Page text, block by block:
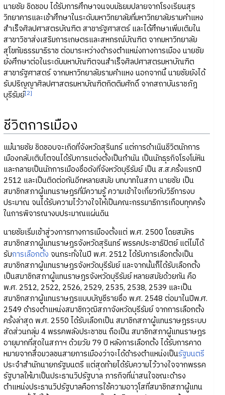
นายชัย ชิดชอบ ได้รับการศึกษาจนจบมัธยมปลายจากโรงเรียนสุร
วิทยาคารและเข้าศึกษาในระดับมหาวิทยาลัยที่มหาวิทยาลัยรามคำแหง
สำเร็จศิลปศาสตรบัณฑิต สาขารัฐศาสตร์ และได้ศึกษาเพิ่มเติมใน
สาขาวิชาส่งเสริมการเกษตรและสหกรณ์บัณฑิต จากมหาวิทยาลัย
สุโขทัยธรรมาธิราช ต่อมาระหว่างดำรงตำแหน่งทางการเมือง นายชัย
ยังศึกษาต่อในระดับมหาบัณฑิตจนสำเร็จศิลปศาสตรมหาบัณฑิต
สาขารัฐศาสตร์ จากมหาวิทยาลัยรามคำแหง นอกจากนี้ นายชัยยังได้
รับปริญญาศิลปศาสตรมหาบัณฑิตกิตติมศักดิ์ จากสถาบันราชภัฎ
บุรีรัมย์[2]
ชีวิตการเมือง
แม้นายชัย ชิดชอบจะเกิดที่จังหวัดสุรินทร์ แต่การดำเนินชีวิตนักการ
เมืองกลับเติบโตจนได้รับการแต่งตั้งเป็นกำนัน เป็นนักธุรกิจโรงโม่หิน
และกลายเป็นนักการเมืองชื่อดังที่จังหวัดบุรีรัมย์ เป็น ส.ส.ครั้งแรกปี
2512 และเป็นติดต่อกันอีกหลายสมัย บทบาทในสภา นายชัย เป็น
สมาชิกสภาผู้แทนราษฎรที่มีความรู้ ความเข้าใจเกี่ยวกับวิธีการงบ
ประมาณ จนได้รับความไว้วางใจให้เป็นคณะกรรมาธิการเกือบทุกครั้ง
ในการพิจารณางบประมาณแผ่นดิน
นายชัยเริ่มเข้าสู่วงการทางการเมืองตั้งแต่ พ.ศ. 2500 โดยสมัคร
สมาชิกสภาผู้แทนราษฎรจังหวัดสุรินทร์ พรรคประชาธิปัตย์ แต่ไม่ได้
รับการเลือกตั้ง จนกระทั่งในปี พ.ศ. 2512 ได้รับการเลือกตั้งเป็น
สมาชิกสภาผู้แทนราษฎรจังหวัดบุรีรัมย์ และจากนั้นก็ได้รับเลือกตั้ง
เป็นสมาชิกสภาผู้แทนราษฎรจังหวัดบุรีรัมย์ หลายสมัยด้วยกัน คือ
พ.ศ. 2512, 2522, 2526, 2529, 2535, 2538, 2539 และเป็น
สมาชิกสภาผู้แทนราษฎรแบบบัญชีรายชื่อ พ.ศ. 2548 ต่อมาในปีพ.ศ.
2549 ดำรงตำแหน่งสมาชิกวุฒิสภาจังหวัดบุรีรัมย์ จากการเลือกตั้ง
ครั้งล่าสุด พ.ศ. 2550 ได้รับเลือกเป็น สมาชิกสภาผู้แทนราษฎรระบบ
สัดส่วนกลุ่ม 4 พรรคพลังประชาชน ถือเป็น สมาชิกสภาผู้แทนราษฎร
อายุมากที่สุดในสภาฯ ด้วยวัย 79 ปี หลังการเลือกตั้ง ได้รับการคาด
หมายจากสื่อมวลชนสายการเมืองว่าจะได้ดำรงตำแหน่งเป็นรัฐมนตรี
ประจำสำนักนายกรัฐมนตรี แต่สุดท้ายได้รับความไว้วางใจจากพรรค
รัฐบาลให้มาเป็นประธานวิปรัฐบาล ภารกิจที่น่าสนใจขณะดำรง
ตำแหน่งประธานวิปรัฐบาลคือการใช้ความอาวุโสที่สมาชิกสภาผู้แทน